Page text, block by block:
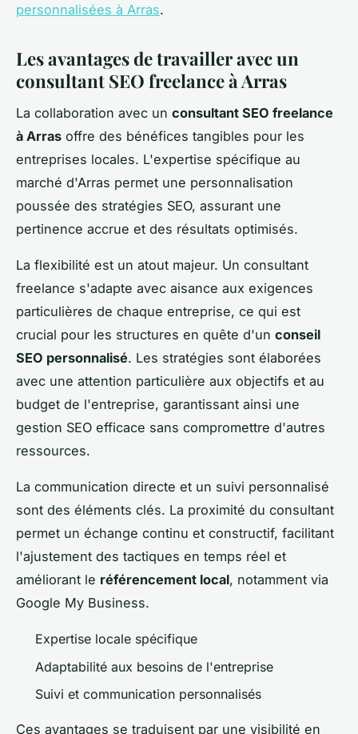
personnalisées à Arras.
Les avantages de travailler avec un
consultant SEO freelance à Arras
La collaboration avec un consultant SEO freelance
à Arras offre des bénéfices tangibles pour les
entreprises locales. L'expertise spécifique au
marché d'Arras permet une personnalisation
poussée des stratégies SEO, assurant une
pertinence accrue et des résultats optimisés.
La flexibilité est un atout majeur. Un consultant
freelance s'adapte avec aisance aux exigences
particulières de chaque entreprise, ce qui est
crucial pour les structures en quête d'un conseil
SEO personnalisé. Les stratégies sont élaborées
avec une attention particulière aux objectifs et au
budget de l'entreprise, garantissant ainsi une
gestion SEO efficace sans compromettre d'autres
ressources.
La communication directe et un suivi personnalisé
sont des éléments clés. La proximité du consultant
permet un échange continu et constructif, facilitant
l'ajustement des tactiques en temps réel et
améliorant le référencement local, notamment via
Google My Business.
Expertise locale spécifique
Adaptabilité aux besoins de l'entreprise
Suivi et communication personnalisés
Ces avantages se traduisent par une visibilité en